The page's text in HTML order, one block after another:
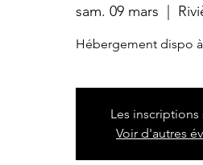
sam. 09 mars
Hébergement dispo
Les inscriptions
Voir d'autres